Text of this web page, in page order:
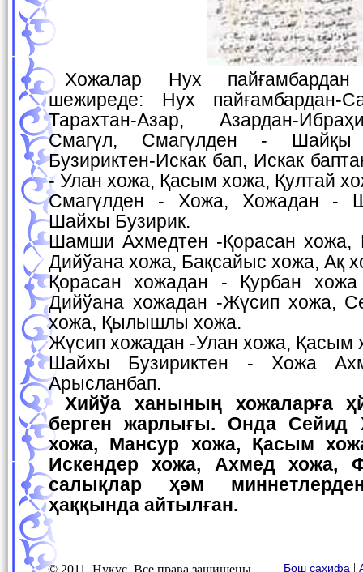
Хожалар Нух пайғамбардан тарқайды деген
шежиреде: Нух пайғамбардан-
Тарахтан-Азар, Азардан-
Смагүл, Смагүлден - Шайқы
Бузириктен-Искак бап, Искак
- Улан хожа, Қасым хожа, Қултай
Смагүлден - Хожа, Хожадан -
Шайхы Бузирик.
Шамши Ахмедтен -Қорасан хожа,
Дийўана хожа, Бақсайыс хожа, Ақ
Қорасан хожадан - Қурбан
Дийўана хожадан -Жүсип хожа,
хожа, Қылышлы хожа.
Жүсип хожадан -Улан хожа, Қасым
Шайхы Бузириктен - Хожа
Арысланбап.
Хийўа ханының хожаларға ҳйжрий 1298-жылы
берген жарлығы. Онда Сейид
хожа, Мансур хожа, Қасым
Искендер хожа, Ахмед хожа,
салықлар ҳәм
ҳаққында айтылған.
© 2011, Нукус. Все права защищены Бош саҳифа |